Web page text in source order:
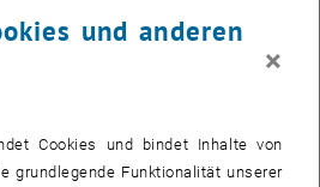
unter denen Sulfat als
Abwässer aus der Viskoseerzeugung,
sich wirtschaftlich interessante
der Rohstoffe Schwefel und
und anderen
×
Cookies und bindet Inhalte von
grundlegende Funktionalität unserer